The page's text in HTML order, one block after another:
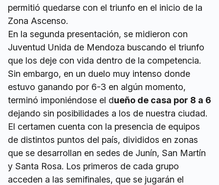
permitió quedarse con el triunfo en el inicio de la
Zona Ascenso.
En la segunda presentación, se midieron con
Juventud Unida de Mendoza buscando el triunfo
que los deje con vida dentro de la competencia.
Sin embargo, en un duelo muy intenso donde
estuvo ganando por 6-3 en algún momento,
terminó imponiéndose el dueño de casa por 8 a 6
dejando sin posibilidades a los de nuestra ciudad.
El certamen cuenta con la presencia de equipos
de distintos puntos del país, divididos en zonas
que se desarrollan en sedes de Junín, San Martín
y Santa Rosa. Los primeros de cada grupo
acceden a las semifinales, que se jugarán el